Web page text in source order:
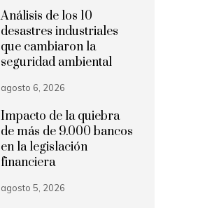
Análisis de los 10
desastres industriales
que cambiaron la
seguridad ambiental
agosto 6, 2026
Impacto de la quiebra
de más de 9.000 bancos
en la legislación
financiera
agosto 5, 2026